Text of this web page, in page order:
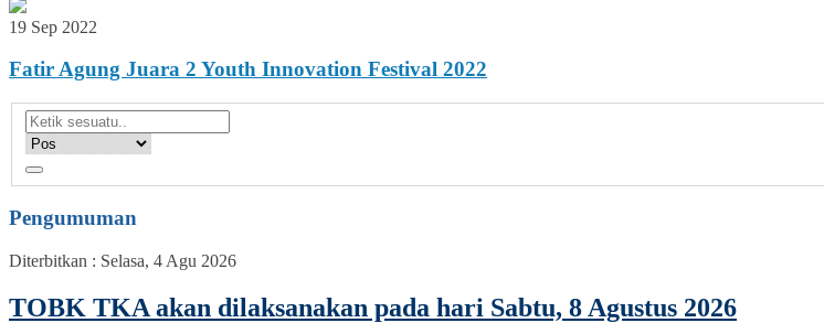
19 Sep 2022
Fatir Agung Juara 2 Youth Innovation Festival 2022
Pengumuman
Diterbitkan : Selasa, 4 Agu 2026
TOBK TKA akan dilaksanakan pada hari Sabtu, 8 Agustus 2026